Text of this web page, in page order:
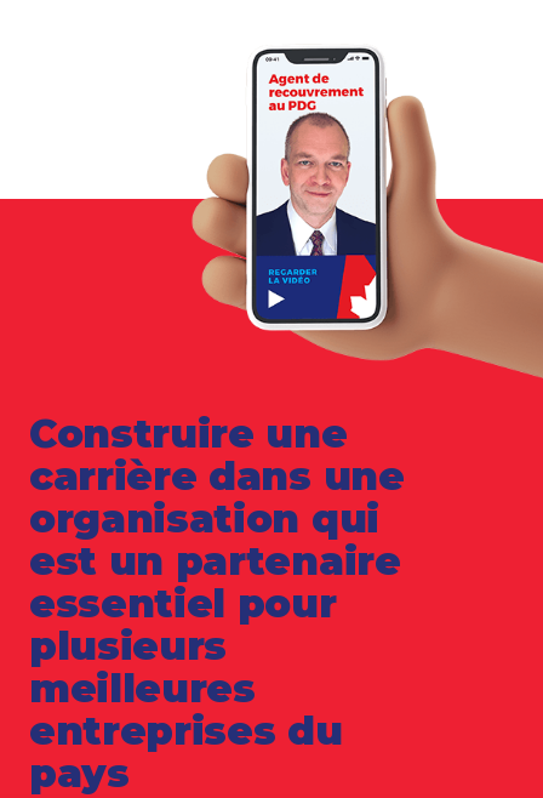
Construire une
carrière dans une
organisation qui
est un partenaire
essentiel pour
plusieurs
meilleures
entreprises du
pays